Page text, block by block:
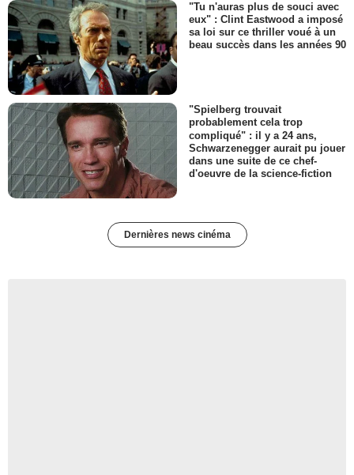
"Tu n'auras plus de souci avec
eux" : Clint Eastwood a imposé
sa loi sur ce thriller voué à un
beau succès dans les années 90
"Spielberg trouvait
probablement cela trop
compliqué" : il y a 24 ans,
Schwarzenegger aurait pu jouer
dans une suite de ce chef-
d'oeuvre de la science-fiction
Dernières news cinéma